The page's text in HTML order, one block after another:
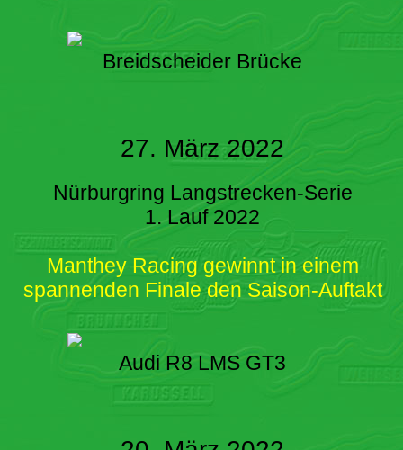
Breidscheider Brücke
27. März 2022
Nürburgring Langstrecken-Serie
1. Lauf 2022
Manthey Racing gewinnt in einem
spannenden Finale den Saison-Auftakt
Audi R8 LMS GT3